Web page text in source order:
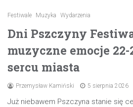
Festiwale Muzyka Wydarzenia
Dni Pszczyny
muzyczne emocje
sercu miasta
Przemysław Kamiński 5 sierpnia 2026
Już niebawem Pszczyna stanie się